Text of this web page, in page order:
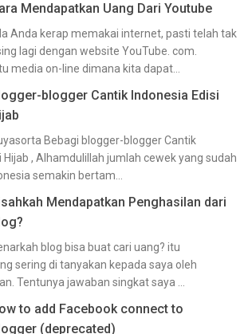
Mendapatkan Uang Dari Youtube
Anda kerap memakai internet, pasti telah tak
lagi dengan website YouTube. com.
media on-line dimana kita dapat...
blogger Cantik Indonesia Edisi
Bebagi blogger-blogger Cantik
Hijab , Alhamdulillah jumlah cewek yang sudah
semakin bertam...
Mendapatkan Penghasilan dari
blog bisa buat cari uang? itu
sering di tanyakan kepada saya oleh
Tentunya jawaban singkat saya ...
to add Facebook connect to
(deprecated)